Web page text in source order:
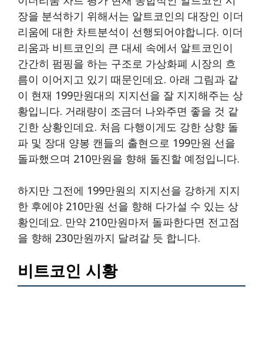
장을 분석하기 위해서는 알트코인의 대장인 이더
리움에 대한 차트분석이 선행되어야합니다. 이더
리움과 비트코인의 큰 대세 속에서 알트코인이
간간히 펌핑을 하는 구조로 가상화폐 시장의 흐
름이 이어지고 있기 때문인데요. 아래 그림과 같
이 현재 199만원대의 지지선을 잘 지지해주는 상
황입니다. 거래량이 조금더 나와주면 좋을 것 같
긴한 상황인데요. 처음 다행이게도 강한 상향 돌
파 및 장대 양봉 캔들의 출현으로 199만원 선을
돌파했으며 210만원을 향해 돌진할 예정입니다.
하지만 그전에 199만원의 지지선을 강하게 지지
한 후에야 210만원 선을 향해 다가설 수 있는 상
황인데요. 만약 210만원마저 돌파한다면 전고점
을 향해 230만원까지 달려갈 듯 합니다.
비트코인 시황